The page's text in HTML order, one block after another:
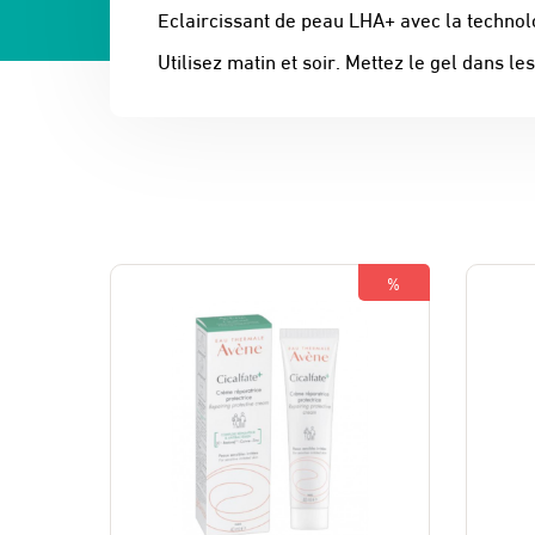
Eclaircissant de peau LHA+ avec la
Utilisez matin et soir. Mettez le gel dans
%